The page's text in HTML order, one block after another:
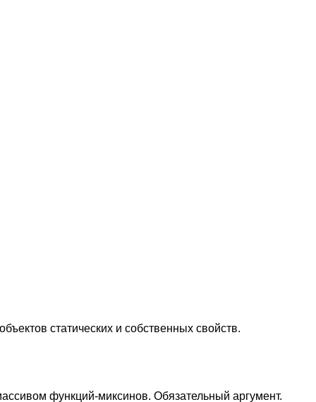
статических и собственных свойств.
функций-миксинов. Обязательный аргумент.